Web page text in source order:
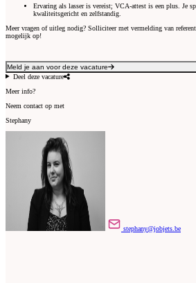
Ervaring als lasser is vereist; VCA-attest is een plus. Je
kwaliteitsgericht en zelfstandig.
Meer vragen of uitleg nodig? Solliciteer met vermelding van
mogelijk op!
Meld je aan voor deze vacature
Deel deze vacature
Meer info?
Neem contact op met
Stephany
stephany@jobjets.be